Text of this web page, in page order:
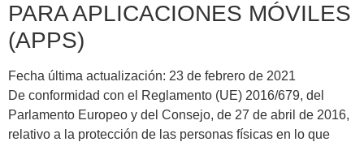
PARA APLICACIONES MÓVILES
(APPS)
Fecha última actualización: 23 de febrero de 2021
De conformidad con el Reglamento (UE) 2016/679, del
Parlamento Europeo y del Consejo, de 27 de abril de 2016,
relativo a la protección de las personas físicas en lo que